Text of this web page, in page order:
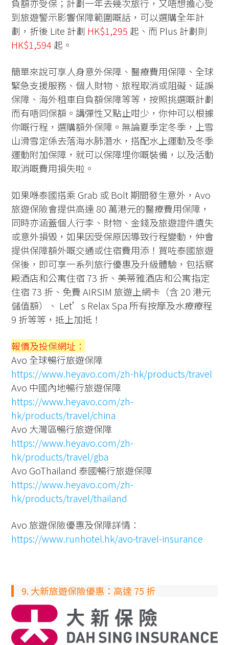
負額亦受保；計劃一年去幾次旅行，又唔想擔心受
到旅遊警示影響保障範圍嘅話，可以選購全年計
劃，折後 Lite 計劃 HK$1,295 起、而 Plus 計劃則
HK$1,594 起。
簡單來說可享人身意外保障、醫療費用保障、全球
緊急支援服務、個人財物、旅程取消或阻礙、延誤
保障、海外租車自負額保障等等，按照挑選嘅計劃
而有唔同保額。講彈性又點止咁少，你仲可以根據
你嘅行程，選購額外保障。無論夏季定冬季，上雪
山滑雪定係去落海水肺潛水，搭配水上運動及冬季
運動附加保障，就可以保障埋你嘅裝備，以及活動
取消嘅費用損失啦。
如果喺泰國搭乘 Grab 或 Bolt 期間發生意外，Avo
旅遊保險會提供高達 80 萬港元的醫療費用保障，
同時亦涵蓋個人行李、財物、金錢及旅遊證件遺失
或意外損毀，如果因受保原因導致行程變動，仲會
提供保障額外嘅交通或住宿費用添！買咗泰國旅遊
保後，即可享一系列旅行優惠及升級體驗，包括察
殿酒店和公寓住宿 73 折、美蒂雅酒店和公寓指定
住宿 73 折、免費 AIRSIM 旅遊上網卡（含 20 港元
儲值額）、 Let’s Relax Spa 所有按摩及水療療程
9 折等等，抵上加抵！
報價及投保網址：
Avo 全球暢行旅遊保障
https://www.heyavo.com/zh-hk/products/travel
Avo 中國內地暢行旅遊保障
https://www.heyavo.com/zh-
hk/products/travel/china
Avo 大灣區暢行旅遊保障
https://www.heyavo.com/zh-
hk/products/travel/gba
Avo GoThailand 泰國暢行旅遊保障
https://www.heyavo.com/zh-
hk/products/travel/thailand
Avo 旅遊保險優惠及保障詳情：
https://www.runhotel.hk/avo-travel-insurance
9. 大新旅遊保險優惠：高達 75 折